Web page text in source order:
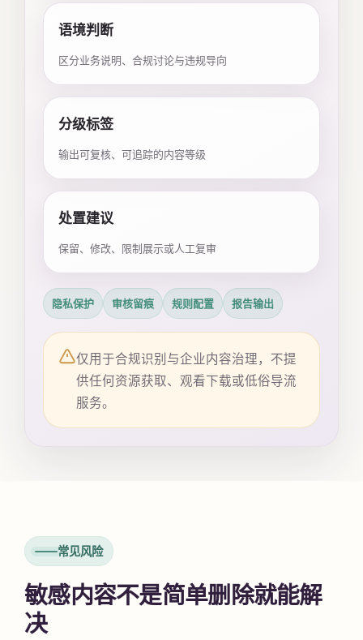
语境判断
区分业务说明、合规讨论与违规导向
分级标签
输出可复核、可追踪的内容等级
处置建议
保留、修改、限制展示或人工复审
隐私保护 审核留痕 规则配置 报告输出
仅用于合规识别与企业内容治理，不提
供任何资源获取、观看下载或低俗导流
服务。
常见风险
敏感内容不是简单删除就能解
决